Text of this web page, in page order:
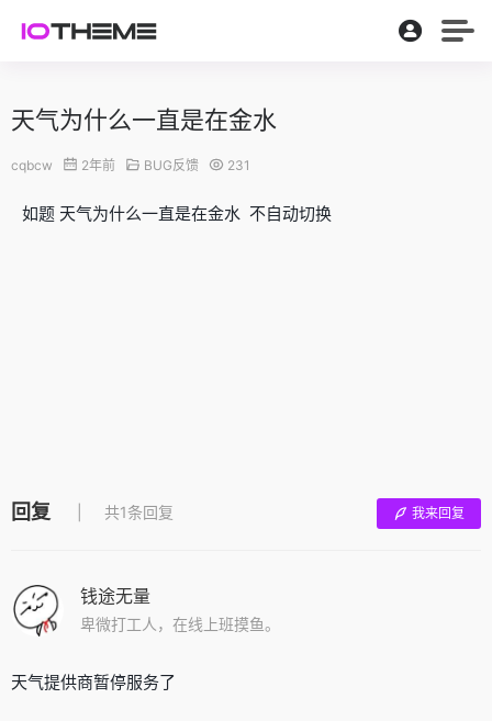
天气为什么一直是在金水
cqbcw 2年前 BUG反馈 231
如题 天气为什么一直是在金水 不自动切换
回复 共1条回复 我来回复
钱途无量
卑微打工人，在线上班摸鱼。
天气提供商暂停服务了